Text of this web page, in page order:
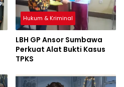
Hukum & Kriminal
LBH GP Ansor Sumbawa
Perkuat Alat Bukti Kasus
TPKS